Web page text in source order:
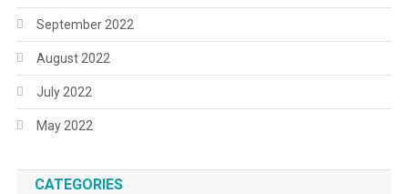
September 2022
August 2022
July 2022
May 2022
CATEGORIES